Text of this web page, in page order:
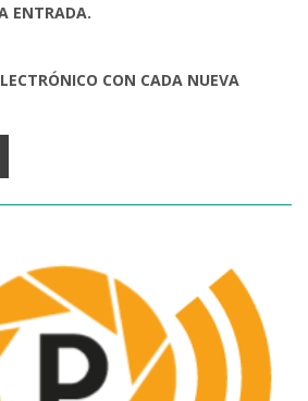
ENTRADA.
CON CADA NUEVA